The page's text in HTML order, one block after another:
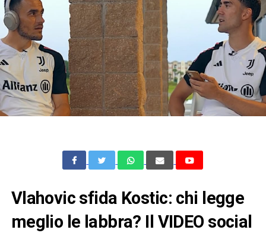
Vlahovic sfida Kostic: chi legge
meglio le labbra? Il VIDEO social